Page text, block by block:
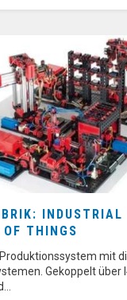
INDUSTRIAL
OF THINGS
mit
Gekoppelt über